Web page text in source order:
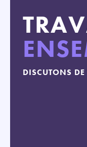
DISCUTONS